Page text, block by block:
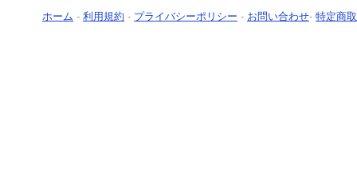
ホーム - 利用規約 - プライバシーポリシー - お問い合わせ- 特定商